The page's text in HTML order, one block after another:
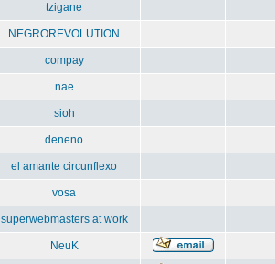
tzigane
NEGROREVOLUTION
compay
nae
sioh
deneno
el amante circunflexo
vosa
superwebmasters at work
NeuK